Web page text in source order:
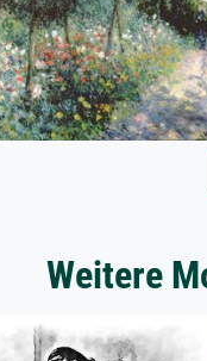
Weitere